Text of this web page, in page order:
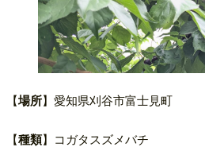
【場所】愛知県刈谷市富士見町
【種類】コガタスズメバチ